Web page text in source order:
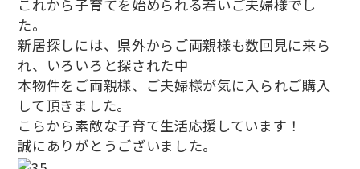
これから子育てを始められる若いご夫婦様でし
た。
新居探しには、県外からご両親様も数回見に来ら
れ、いろいろと探された中
本物件をご両親様、ご夫婦様が気に入られご購入
して頂きました。
こらから素敵な子育て生活応援しています！
誠にありがとうございました。